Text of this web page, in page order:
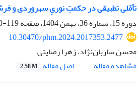
تأمّلی تطبیقی در حکمتِ نوریِ سهروردی و
دوره 15، شماره 36، بهمن 1404، صفحه
119-160
10.30470/phm.2024.2017353.2477
محسن ساربان‌نژاد، زهرا رضایتی
مشاهده مقاله
اصل مقاله 2.58 M